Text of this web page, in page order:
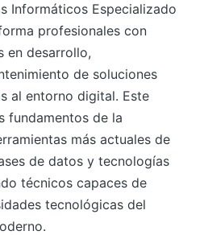
Informáticos Especializado
profesionales con
en desarrollo,
de soluciones
al entorno digital. Este
fundamentos de la
más actuales de
de datos y tecnologías
técnicos capaces de
tecnológicas del